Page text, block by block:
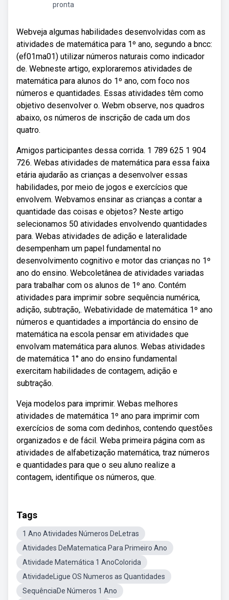
pronta
Webveja algumas habilidades desenvolvidas com as
atividades de matemática para 1º ano, segundo a bncc:
(ef01ma01) utilizar números naturais como indicador
de. Webneste artigo, exploraremos atividades de
matemática para alunos do 1º ano, com foco nos
números e quantidades. Essas atividades têm como
objetivo desenvolver o. Webm observe, nos quadros
abaixo, os números de inscrição de cada um dos
quatro.
Amigos participantes dessa corrida. 1 789 625 1 904
726. Webas atividades de matemática para essa faixa
etária ajudarão as crianças a desenvolver essas
habilidades, por meio de jogos e exercícios que
envolvem. Webvamos ensinar as crianças a contar a
quantidade das coisas e objetos? Neste artigo
selecionamos 50 atividades envolvendo quantidades
para. Webas atividades de adição e lateralidade
desempenham um papel fundamental no
desenvolvimento cognitivo e motor das crianças no 1º
ano do ensino. Webcoletânea de atividades variadas
para trabalhar com os alunos de 1º ano. Contém
atividades para imprimir sobre sequência numérica,
adição, subtração,. Webatividade de matemática 1º ano
números e quantidades a importância do ensino de
matemática na escola pensar em atividades que
envolvam matemática para alunos. Webas atividades
de matemática 1° ano do ensino fundamental
exercitam habilidades de contagem, adição e
subtração.
Veja modelos para imprimir. Webas melhores
atividades de matemática 1º ano para imprimir com
exercícios de soma com dedinhos, contendo questões
organizados e de fácil. Weba primeira página com as
atividades de alfabetização matemática, traz números
e quantidades para que o seu aluno realize a
contagem, identifique os números, que.
Tags
1 Ano Atividades Números DeLetras
Atividades DeMatematica Para Primeiro Ano
Atividade Matemática 1 AnoColorida
AtividadeLigue OS Numeros as Quantidades
SequênciaDe Números 1 Ano